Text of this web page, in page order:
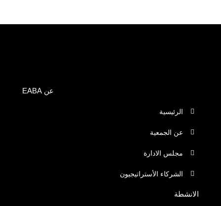
عن EABA
الرئيسية
عن الجمعية
مجلس الادارة
الشركاء الأستراتيجيون
الانشطة